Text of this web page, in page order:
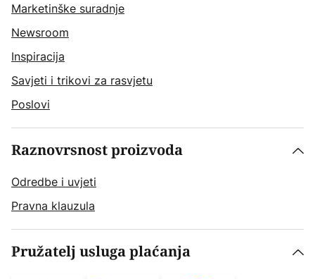
Marketinške suradnje
Newsroom
Inspiracija
Savjeti i trikovi za rasvjetu
Poslovi
Raznovrsnost proizvoda
Odredbe i uvjeti
Pravna klauzula
Pružatelj usluga plaćanja